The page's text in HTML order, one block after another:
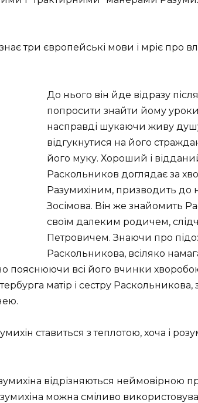
три європейські мови і мріє про
До нього він йде відразу
попросити знайти йому уроки
насправді шукаючи живу
відгукнутися на його
його муку. Хороший і
Раскольников доглядає за
Разумихіним, призводить до
Зосімова. Він же знайомить
своїм далеким родичем,
Петровичем. Знаючи про
Раскольникова, всіляко
пояснюючи всі його вчинки
матір і сестру Раскольникова,
ставиться з теплотою, хоча і
відрізняються неймовірною
можна сміливо